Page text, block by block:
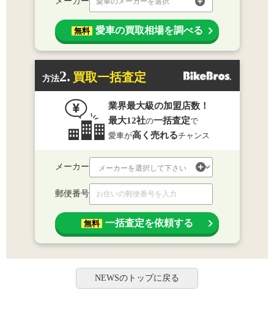
無料 愛車の買取相場を調べる
方法2. 買取一括査定
業界最大級の加盟店数！
最大12社の一括査定で
愛車が高く売れるチャンス
メーカー
郵便番号
無料 一括査定を依頼する
NEWSのトップに戻る